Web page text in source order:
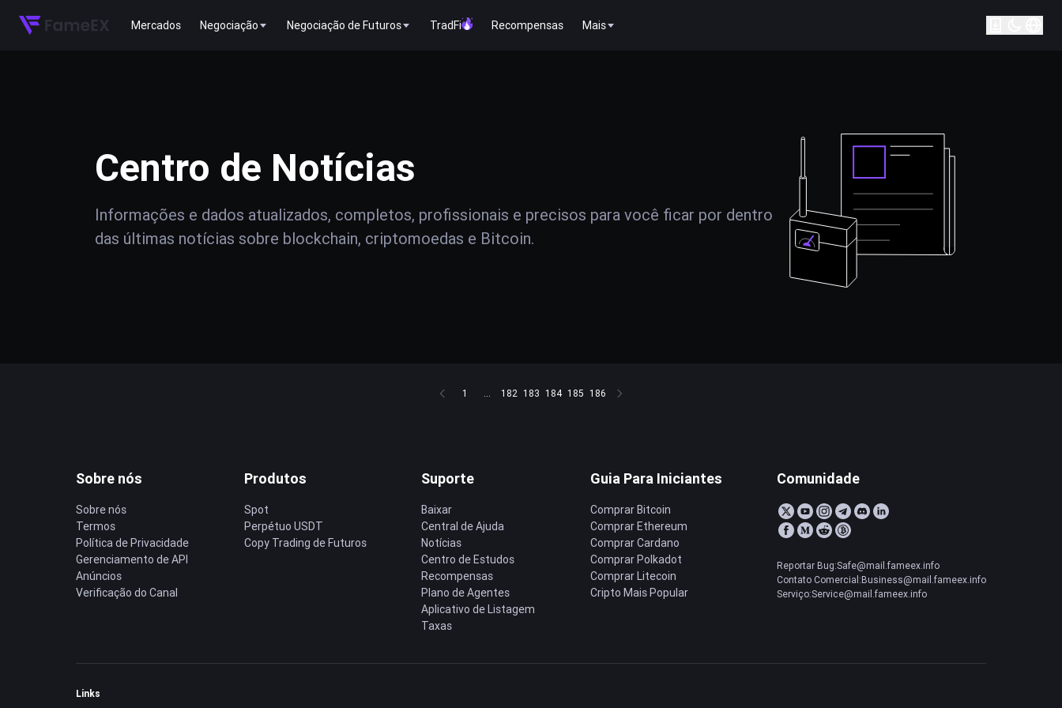
Mercados Negociação Negociação de Futuros TradFi Recompensas Mais
Centro de Notícias
Informações e dados atualizados, completos, profissionais e precisos para você ficar por dentro
das últimas notícias sobre blockchain, criptomoedas e Bitcoin.
1 ... 182 183 184 185 186
Sobre nós
Sobre nós
Termos
Política de Privacidade
Gerenciamento de API
Anúncios
Verificação do Canal
Produtos
Spot
Perpétuo USDT
Copy Trading de Futuros
Suporte
Baixar
Central de Ajuda
Notícias
Centro de Estudos
Recompensas
Plano de Agentes
Aplicativo de Listagem
Taxas
Guia Para Iniciantes
Comprar Bitcoin
Comprar Ethereum
Comprar Cardano
Comprar Polkadot
Comprar Litecoin
Cripto Mais Popular
Comunidade
Reportar Bug:Safe@mail.fameex.info
Contato Comercial:Business@mail.fameex.info
Serviço:Service@mail.fameex.info
Links